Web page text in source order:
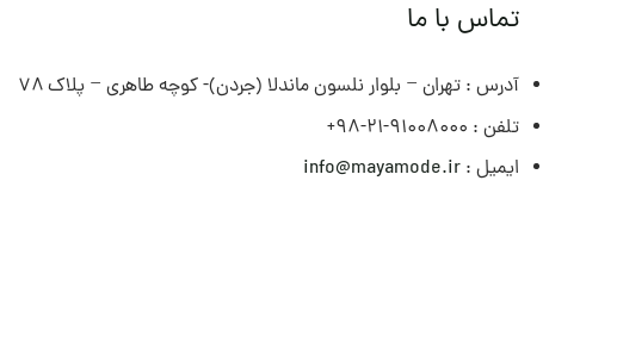
تماس با ما
آدرس : تهران – بلوار نلسون ماندلا (جردن)- کوچه طاهری – پلاک ۷۸
تلفن : 91008000-21-98+
ایمیل : info@mayamode.ir